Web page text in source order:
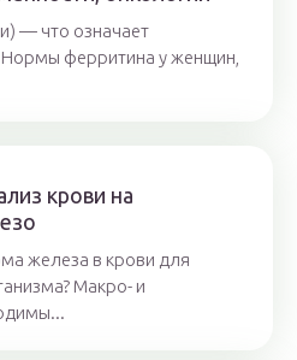
— что означает
Нормы ферритина у женщин,
крови на
железа в крови для
Макро- и